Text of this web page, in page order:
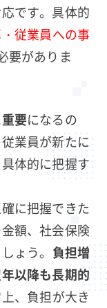
です。具体的
従業員への事
要がありま
要になるの
業員が新たに
体的に把握す
に把握できた
額、社会保険
ょう。 負担増
以降も長期的
、負担が大き